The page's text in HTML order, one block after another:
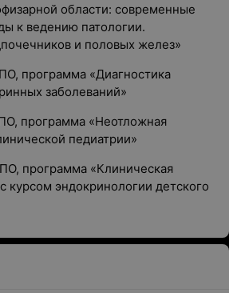
области: современные
к ведению патологии.
и половых желез»
программа «Диагностика
заболеваний»
программа «Неотложная
педиатрии»
программа «Клиническая
курсом эндокринологии детского